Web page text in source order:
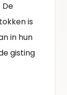
is
in hun
gisting